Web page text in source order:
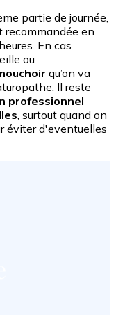
partie de journée,
recommandée en
En cas
ou
qu’on va
Il reste
professionnel
, surtout quand on
éviter d'eventuelles